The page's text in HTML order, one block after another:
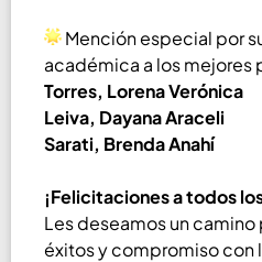
Mención especial por
académica a los mejores
Torres, Lorena Verónica
Leiva, Dayana Araceli
Sarati, Brenda Anahí
¡Felicitaciones a todos
Les deseamos un
éxitos y compromiso con